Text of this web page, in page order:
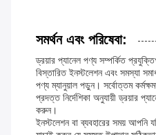
সমর্থন এবং পরিষেবা:
ড্রয়ার প্যানেল পণ্য সম্পর্কিত
বিস্তারিত ইনস্টলেশন এবং সমস্যা
পণ্য ম্যানুয়াল পড়ুন। সর্বোত্তম
প্রদত্ত নির্দেশিকা অনুযায়ী ড্রয়ার
করুন।
ইনস্টলেশন বা ব্যবহারের সময় আপনি